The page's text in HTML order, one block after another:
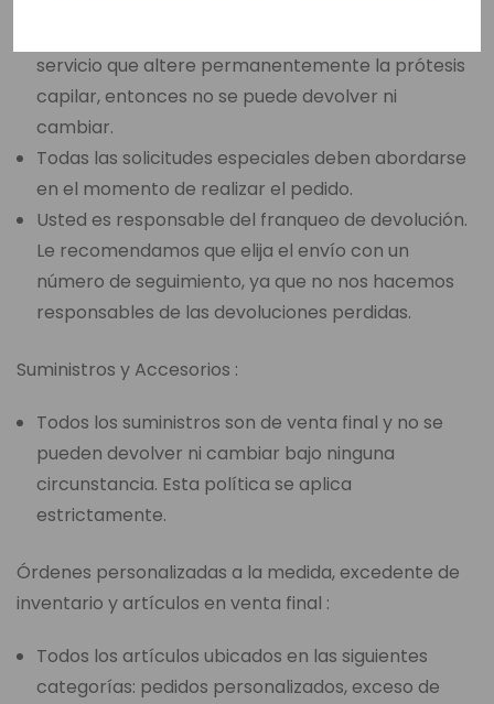
servicio que altere permanentemente la prótesis
capilar, entonces no se puede devolver ni
cambiar.
Todas las solicitudes especiales deben abordarse
en el momento de realizar el pedido.
Usted es responsable del franqueo de devolución.
Le recomendamos que elija el envío con un
número de seguimiento, ya que no nos hacemos
responsables de las devoluciones perdidas.
Suministros y Accesorios :
Todos los suministros son de venta final y no se
pueden devolver ni cambiar bajo ninguna
circunstancia. Esta política se aplica
estrictamente.
Órdenes personalizadas a la medida, excedente de
inventario y artículos en venta final :
Todos los artículos ubicados en las siguientes
categorías: pedidos personalizados, exceso de